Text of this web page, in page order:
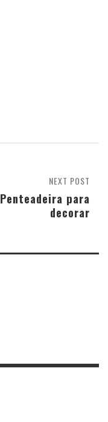
NEXT POST
Penteadeira para
decorar